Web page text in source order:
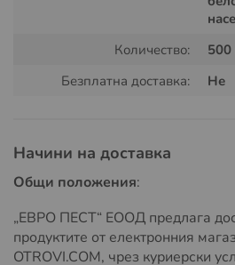
Количество:
500
Безплатна доставка:
Не
Начини на доставка
Общи положения:
„ЕВРО ПЕСТ“ ЕООД предлага
продуктите от електронния
OTROVI.COM, чрез куриерски